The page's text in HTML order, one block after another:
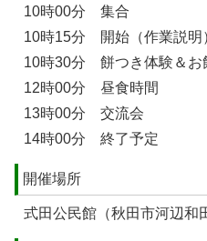
10時00分 集合
10時15分 開始（作業説明
10時30分 餅つき体験＆お
12時00分 昼食時間
13時00分 交流会
14時00分 終了予定
開催場所
式田公民館（秋田市河辺和